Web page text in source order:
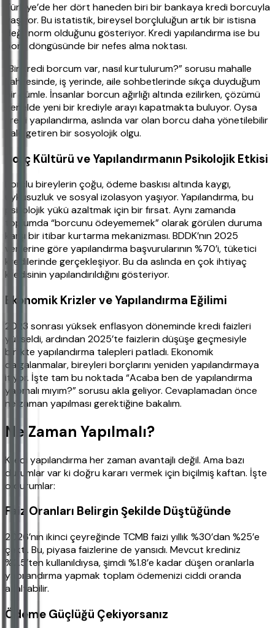
Türkiye’de her dört haneden biri bir bankaya kredi borcuyla
yaşıyor. Bu istatistik, bireysel borçluluğun artık bir istisna
değil norm olduğunu gösteriyor. Kredi yapılandırma ise bu
borç döngüsünde bir nefes alma noktası.
“Bir kredi borcum var, nasıl kurtulurum?” sorusu mahalle
kahvesinde, iş yerinde, aile sohbetlerinde sıkça duyduğum
bir cümle. İnsanlar borcun ağırlığı altında ezilirken, çözümü
genelde yeni bir krediyle arayı kapatmakta buluyor. Oysa
kredi yapılandırma, aslında var olan borcu daha yönetilebilir
hale getiren bir sosyolojik olgu.
Borç Kültürü ve Yapılandırmanın Psikolojik Etkisi
Borçlu bireylerin çoğu, ödeme baskısı altında kaygı,
uykusuzluk ve sosyal izolasyon yaşıyor. Yapılandırma, bu
psikolojik yükü azaltmak için bir fırsat. Aynı zamanda
toplumda “borcunu ödeyememek” olarak görülen duruma
karşı bir itibar kurtarma mekanizması. BDDK’nın 2025
verilerine göre yapılandırma başvurularının %70’i, tüketici
kredilerinde gerçekleşiyor. Bu da aslında en çok ihtiyaç
kredisinin yapılandırıldığını gösteriyor.
Ekonomik Krizler ve Yapılandırma Eğilimi
2023 sonrası yüksek enflasyon döneminde kredi faizleri
yükseldi, ardından 2025’te faizlerin düşüşe geçmesiyle
birlikte yapılandırma talepleri patladı. Ekonomik
dalgalanmalar, bireyleri borçlarını yeniden yapılandırmaya
itiyor. İşte tam bu noktada “Acaba ben de yapılandırma
yapmalı mıyım?” sorusu akla geliyor. Cevaplamadan önce
ne zaman yapılması gerektiğine bakalım.
Ne Zaman Yapılmalı?
Kredi yapılandırma her zaman avantajlı değil. Ama bazı
durumlar var ki doğru kararı vermek için biçilmiş kaftan. İşte
o durumlar:
Faiz Oranları Belirgin Şekilde Düştüğünde
2026’nın ikinci çeyreğinde TCMB faizi yıllık %30’dan %25’e
çekti. Bu, piyasa faizlerine de yansıdı. Mevcut krediniz
%2.5’ten kullanıldıysa, şimdi %1.8’e kadar düşen oranlarla
yapılandırma yapmak toplam ödemenizi ciddi oranda
azaltabilir.
Ödeme Güçlüğü Çekiyorsanız